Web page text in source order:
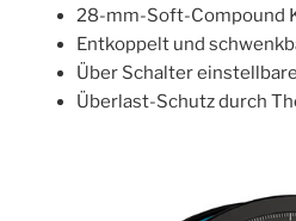
28-mm-Soft-Compound
Entkoppelt und
Über Schalter
Überlast-Schutz durch